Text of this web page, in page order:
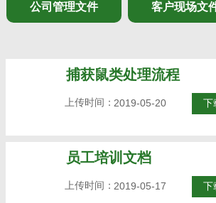
公司管理文件 客户现场文
捕获鼠类处理流程
2019-05-20
上传时间： 下
员工培训文档
2019-05-17
上传时间： 下